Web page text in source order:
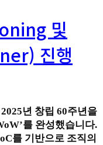
및
진행
년 창립 60주년을
를 완성했습니다.
를 기반으로 조직의